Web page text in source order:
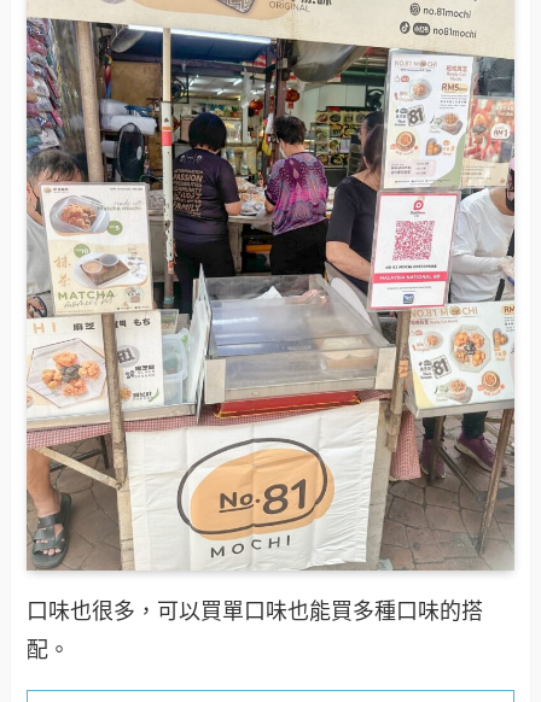
口味也很多，可以買單口味也能買多種口味的搭
配。